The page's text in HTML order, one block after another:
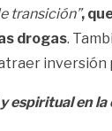
transición”,
drogas.
espiritual en